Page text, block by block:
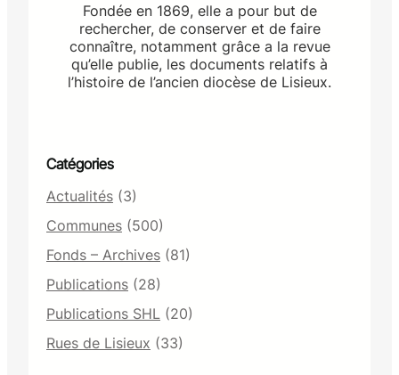
Fondée en 1869, elle a pour but de
rechercher, de conserver et de faire
connaître, notamment grâce a la revue
qu’elle publie, les documents relatifs à
l’histoire de l’ancien diocèse de Lisieux.
Catégories
Actualités (3)
Communes (500)
Fonds – Archives (81)
Publications (28)
Publications SHL (20)
Rues de Lisieux (33)